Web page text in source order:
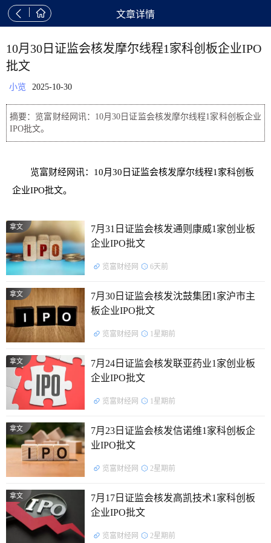
  文章详情
10月30日证监会核发摩尔线程1家科创板企业IPO
批文
小览 2025-10-30
摘要：览富财经网讯：10月30日证监会核发摩尔线程1家科创板企业
IPO批文。
览富财经网讯：10月30日证监会核发摩尔线程1家科创板
企业IPO批文。
拿文
7月31日证监会核发通则康威1家创业板
企业IPO批文
览富财经网 6天前
拿文
7月30日证监会核发沈鼓集团1家沪市主
板企业IPO批文
览富财经网 1星期前
拿文
7月24日证监会核发联亚药业1家创业板
企业IPO批文
览富财经网 1星期前
拿文
7月23日证监会核发信诺维1家科创板企
业IPO批文
览富财经网 2星期前
拿文
7月17日证监会核发高凯技术1家科创板
企业IPO批文
览富财经网 2星期前